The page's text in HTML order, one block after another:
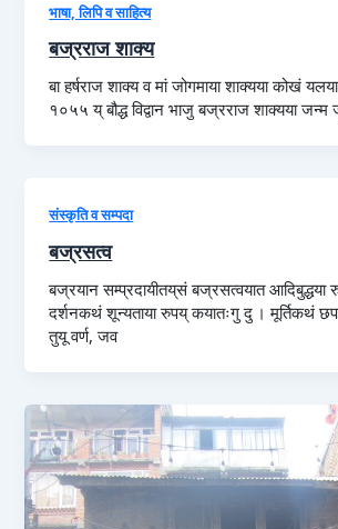
भाषा, लिपि व साहित्य
बज्रराज शाक्य
बा हर्षराज शाक्य व मां जोगमाया शाक्यया कोखं
१०५५ य् बौद्ध विद्वान भाजु बज्रराज शाक्यया जन्म
संस्कृति व सम्पदा
बज्रसत्व
बज्रयान सम्प्रदायीतय्‌सं बज्रसत्वयात आदिबुद्धया
दर्शनकथं शून्यताया रुपय्‌ कयातःगु दु । मूर्तिकथं छपाः
तुयू वर्ण, जव